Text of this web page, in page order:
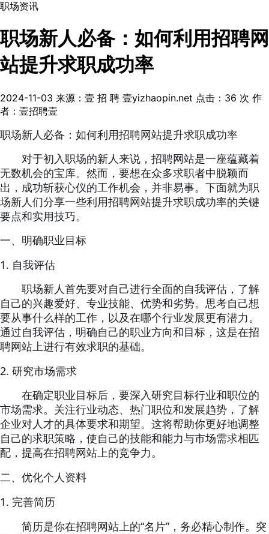
职场资讯
职场新人必备：如何利用招聘网
站提升求职成功率
2024-11-03 来源：壹 招 聘 壹yizhaopin.net 点击： 36 次 作
者：壹招聘壹
职场新人必备：如何利用招聘网站提升求职成功率
对于初入职场的新人来说，招聘网站是一座蕴藏着
无数机会的宝库。然而，要想在众多求职者中脱颖而
出，成功斩获心仪的工作机会，并非易事。下面就为职
场新人们分享一些利用招聘网站提升求职成功率的关键
要点和实用技巧。
一、明确职业目标
1. 自我评估
职场新人首先要对自己进行全面的自我评估，了解
自己的兴趣爱好、专业技能、优势和劣势。思考自己想
要从事什么样的工作，以及在哪个行业发展更有潜力。
通过自我评估，明确自己的职业方向和目标，这是在招
聘网站上进行有效求职的基础。
2. 研究市场需求
在确定职业目标后，要深入研究目标行业和职位的
市场需求。关注行业动态、热门职位和发展趋势，了解
企业对人才的具体要求和期望。这将帮助你更好地调整
自己的求职策略，使自己的技能和能力与市场需求相匹
配，提高在招聘网站上的竞争力。
二、优化个人资料
1. 完善简历
简历是你在招聘网站上的“名片” ，务必精心制作。突